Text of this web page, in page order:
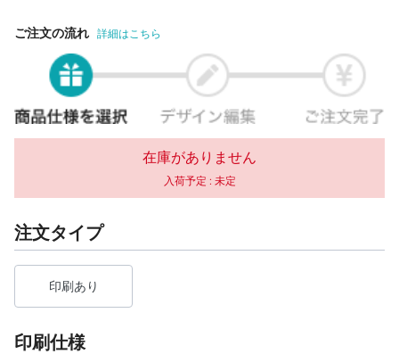
ご注文の流れ 詳細はこちら
在庫がありません
入荷予定 : 未定
注文タイプ
印刷あり
印刷仕様